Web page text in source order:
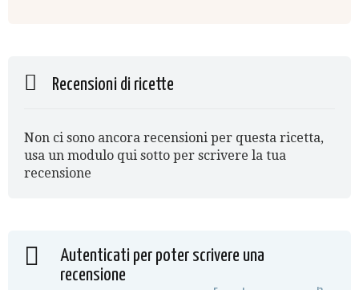
Recensioni di ricette
Non ci sono ancora recensioni per questa ricetta,
usa un modulo qui sotto per scrivere la tua
recensione
Autenticati per poter scrivere una
recensione